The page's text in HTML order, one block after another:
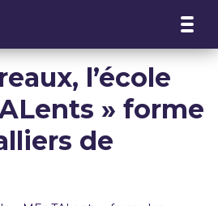
l’école
» forme
de
cookies